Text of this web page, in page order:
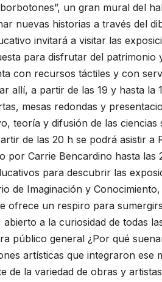
un gran mural del
nuevas historias a través del
invitará a visitar las
para disfrutar del patrimonio
con recursos táctiles y con
allí, a partir de las 19 y hasta la
mesas redondas y
teoría y difusión de las ciencias
de las 20 h se podrá asistir a
por Carrie Bencardino hasta las
para descubrir las
de Imaginación y
ofrece un respiro para
a la curiosidad de todas
público general ¿Por qué
artísticas que integraron ese
de la variedad de obras y